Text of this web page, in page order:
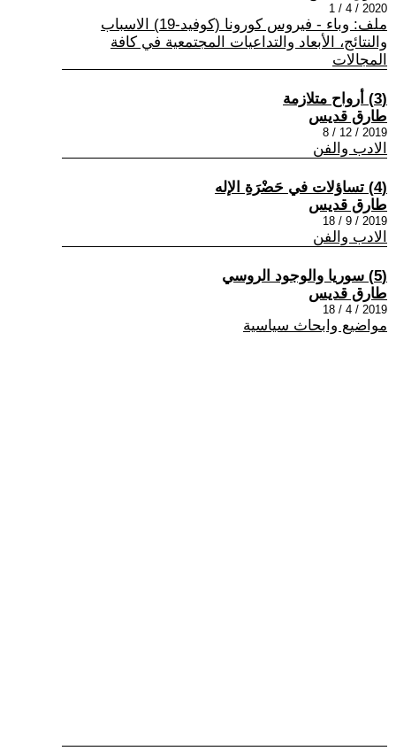
2020 / 4 / 1
ملف: وباء - فيروس كورونا (كوفيد-19) الاسباب
والنتائج، الأبعاد والتداعيات المجتمعية في كافة
المجالات
(3) أرواح متلازمة
طارق قديس
2019 / 12 / 8
الادب والفن
(4) تساؤلات في حَضْرَةِ الإله
طارق قديس
2019 / 9 / 18
الادب والفن
(5) سوريا والوجود الروسي
طارق قديس
2019 / 4 / 18
مواضيع وابحاث سياسية